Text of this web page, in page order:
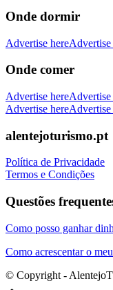
Onde dormir
Advertise hereAdvertise
Onde comer
Advertise hereAdvertise
Advertise hereAdvertise
alentejoturismo.pt
Política de Privacidade
Termos e Condições
Questões
Como posso ganhar
Como acrescentar o
© Copyright -